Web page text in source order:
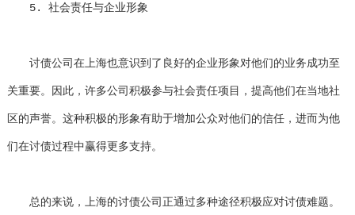
5. 社会责任与企业形象
讨债公司在上海也意识到了良好的企业形象对他们的业务成功至
关重要。因此，许多公司积极参与社会责任项目，提高他们在当地社
区的声誉。这种积极的形象有助于增加公众对他们的信任，进而为他
们在讨债过程中赢得更多支持。
总的来说，上海的讨债公司正通过多种途径积极应对讨债难题。